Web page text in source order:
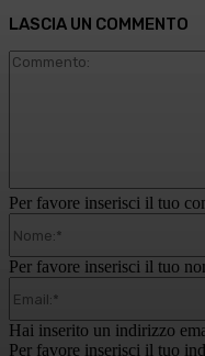
LASCIA UN COMMENTO
Per favore inserisci il tuo
Per favore inserisci il tuo
Hai inserito un indirizzo
Per favore inserisci il tuo